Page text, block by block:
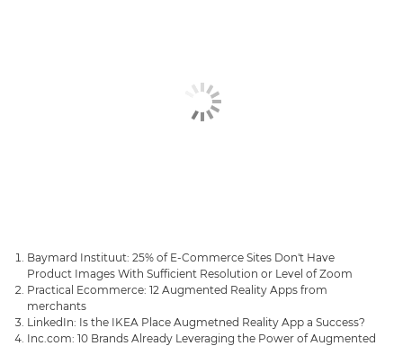
Baymard Instituut: 25% of E-Commerce Sites Don't Have
Product Images With Sufficient Resolution or Level of Zoom
Practical Ecommerce: 12 Augmented Reality Apps from
merchants
LinkedIn: Is the IKEA Place Augmetned Reality App a Success?
Inc.com: 10 Brands Already Leveraging the Power of Augmented